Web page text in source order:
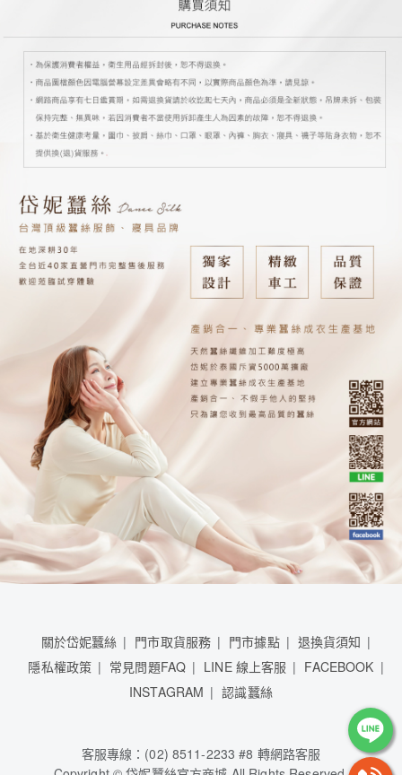
關於岱妮蠶絲 門市取貨服務 門市據點
退換貨須知
隱私權政策
常見問題FAQ LINE 線上客服
FACEBOOK
INSTAGRAM
認識蠶絲
客服專線：(02) 8511-2233 #8 轉網路客服